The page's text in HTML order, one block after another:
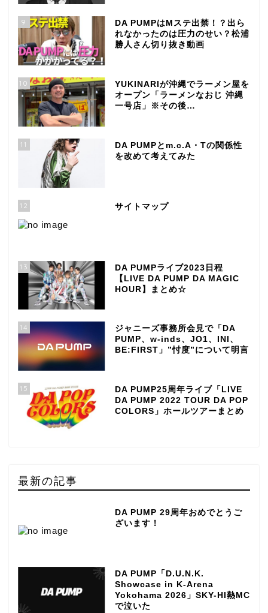
9
DA PUMPはMステ出禁！？出ら
れなかったのは圧力のせい？松浦
勝人さん切り抜き動画
10
YUKINARIが沖縄でラーメン屋を
オープン「ラーメンなおじ 沖縄
一号店」※その後…
11
DA PUMPとm.c.A・Tの関係性
を改めて考えてみた
12 サイトマップ
13
DA PUMPライブ2023日程
【LIVE DA PUMP DA MAGIC
HOUR】まとめ☆
14
ジャニーズ事務所会見で「DA
PUMP、w-inds、JO1、INI、
BE:FIRST」”忖度”について明言
15
DA PUMP25周年ライブ「LIVE
DA PUMP 2022 TOUR DA POP
COLORS」ホールツアーまとめ
最新の記事
DA PUMP 29周年おめでとうご
ざいます！
DA PUMP「D.U.N.K.
Showcase in K-Arena
Yokohama 2026」SKY-HI熱MC
で泣いた